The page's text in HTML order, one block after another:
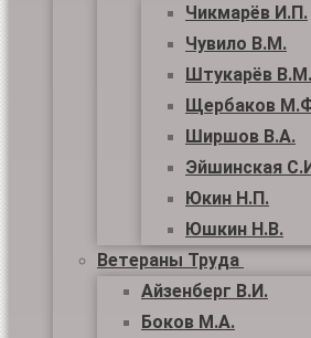
Чикмарёв И.П.
Чувило В.М.
Штукарёв В.М.
Щербаков
Ширшов В.А.
Эйшинская
Юкин Н.П.
Юшкин Н.В.
Ветераны Труда
Айзенберг В.И.
Боков М.А.